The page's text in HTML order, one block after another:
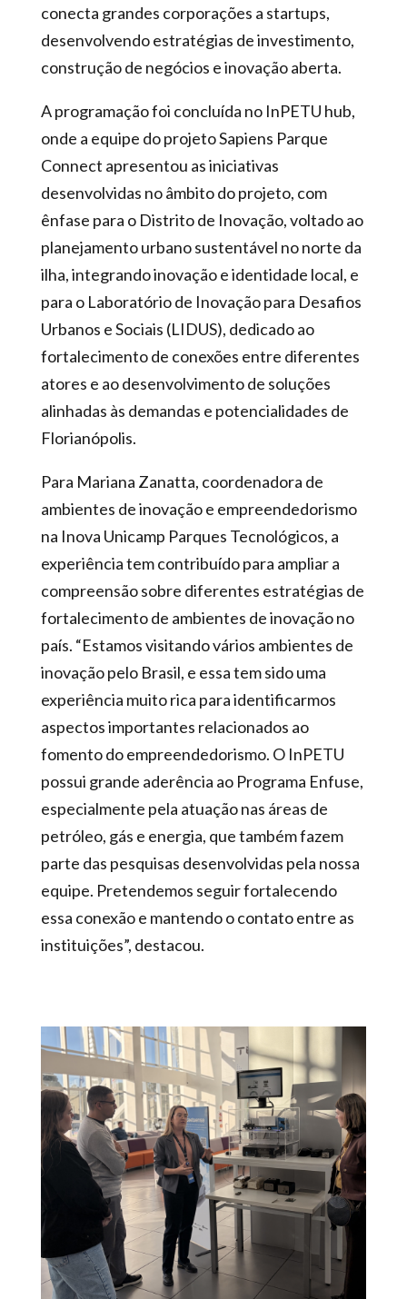
conecta grandes corporações a startups,
desenvolvendo estratégias de investimento,
construção de negócios e inovação aberta.
A programação foi concluída no InPETU hub,
onde a equipe do projeto Sapiens Parque
Connect apresentou as iniciativas
desenvolvidas no âmbito do projeto, com
ênfase para o Distrito de Inovação, voltado ao
planejamento urbano sustentável no norte da
ilha, integrando inovação e identidade local, e
para o Laboratório de Inovação para Desafios
Urbanos e Sociais (LIDUS), dedicado ao
fortalecimento de conexões entre diferentes
atores e ao desenvolvimento de soluções
alinhadas às demandas e potencialidades de
Florianópolis.
Para Mariana Zanatta, coordenadora de
ambientes de inovação e empreendedorismo
na Inova Unicamp Parques Tecnológicos, a
experiência tem contribuído para ampliar a
compreensão sobre diferentes estratégias de
fortalecimento de ambientes de inovação no
país. “Estamos visitando vários ambientes de
inovação pelo Brasil, e essa tem sido uma
experiência muito rica para identificarmos
aspectos importantes relacionados ao
fomento do empreendedorismo. O InPETU
possui grande aderência ao Programa Enfuse,
especialmente pela atuação nas áreas de
petróleo, gás e energia, que também fazem
parte das pesquisas desenvolvidas pela nossa
equipe. Pretendemos seguir fortalecendo
essa conexão e mantendo o contato entre as
instituições”, destacou.